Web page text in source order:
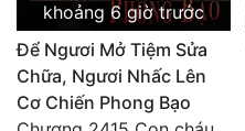
Tiên Hiệp
Tiểu Thuyết
Trinh Thám
khoảng 6 giờ trước
Để Ngươi Mở Tiệm Sửa
Chữa, Ngươi Nhấc Lên
Cơ Chiến Phong Bạo